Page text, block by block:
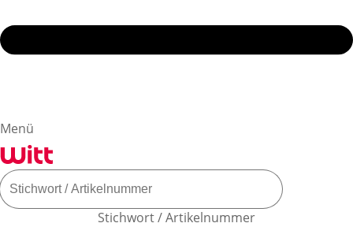
Menü
Stichwort / Artikelnummer